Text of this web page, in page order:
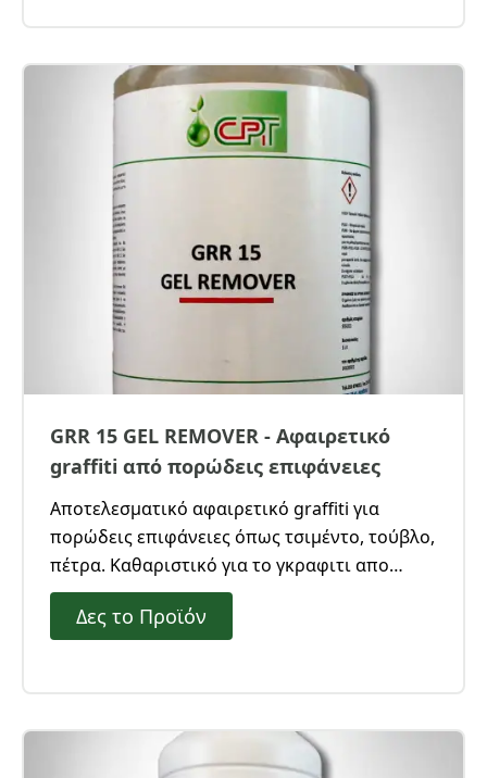
GRR 15 GEL REMOVER - Αφαιρετικό
graffiti από πορώδεις επιφάνειες
Αποτελεσματικό αφαιρετικό graffiti για
πορώδεις επιφάνειες όπως τσιμέντο, τούβλο,
πέτρα. Καθαριστικό για το γκραφιτι απο
σπρει ή μαρκαδόρο που εισχωρεί στους
πόρους.
Δες το Προϊόν